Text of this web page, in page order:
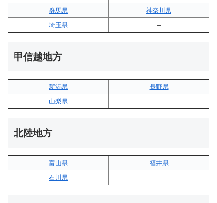
群馬県
神奈川県
埼玉県
–
甲信越地方
新潟県
長野県
山梨県
–
北陸地方
富山県
福井県
石川県
–